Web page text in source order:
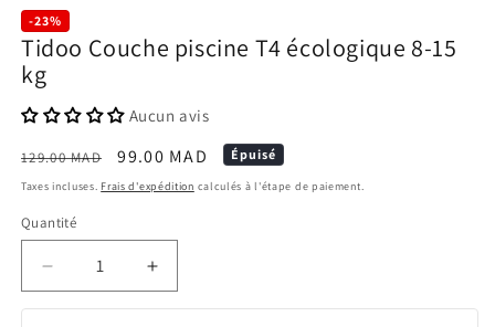
-23%
Tidoo Couche piscine T4 écologique 8-15
kg
Aucun avis
Prix
habituel
129.00 MAD
Prix
promotionnel
99.00 MAD Épuisé
Taxes incluses. Frais d'expédition calculés à l'étape de paiement.
Quantité
Quantité
Réduire
la
Augmenter
la